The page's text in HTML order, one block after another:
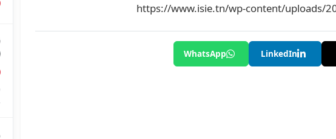
https://www.isie.tn/wp-content/uploads/
LinkedIn
WhatsApp